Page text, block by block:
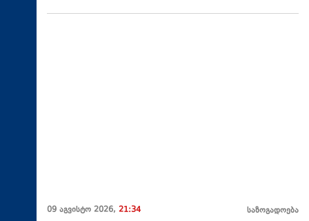
09 აგვისტო 2026, 21:34 საზოგადოება